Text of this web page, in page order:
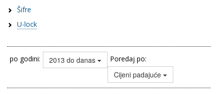
Šifre
U-lock
po godini: 2013 do danas Poredaj po:
Cijeni padajuće